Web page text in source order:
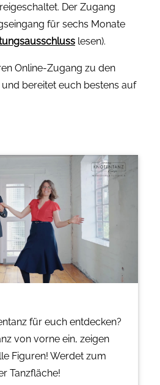
Der Zugang
für sechs Monate
lesen).
Online-Zugang zu den
bereitet euch bestens auf
für euch entdecken?
von vorne ein, zeigen
Figuren! Werdet zum
Tanzfläche!